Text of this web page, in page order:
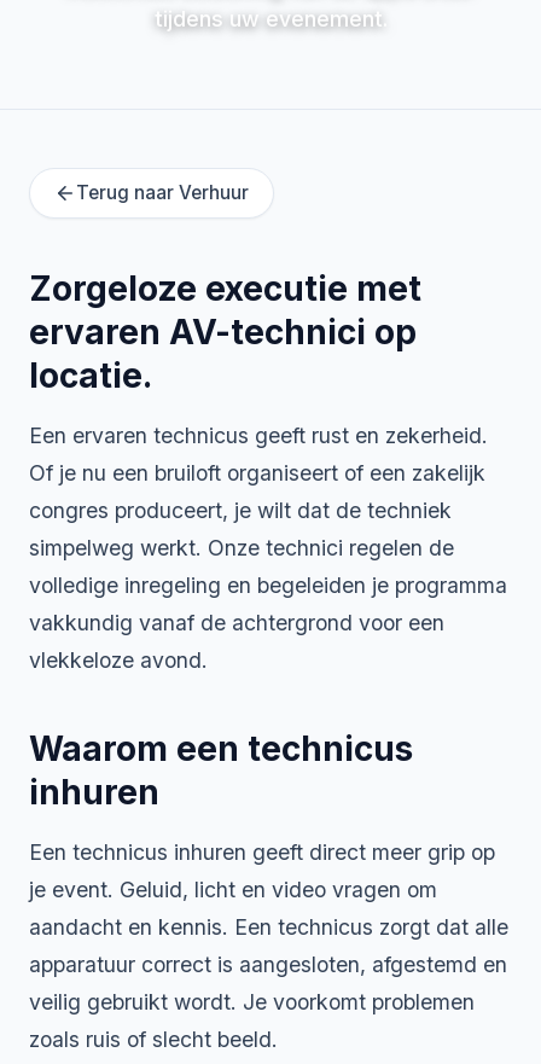
tijdens uw evenement.
Terug naar Verhuur
Zorgeloze executie met
ervaren AV-technici op
locatie.
Een ervaren technicus geeft rust en zekerheid.
Of je nu een bruiloft organiseert of een zakelijk
congres produceert, je wilt dat de techniek
simpelweg werkt. Onze technici regelen de
volledige inregeling en begeleiden je programma
vakkundig vanaf de achtergrond voor een
vlekkeloze avond.
Waarom een technicus
inhuren
Een technicus inhuren geeft direct meer grip op
je event. Geluid, licht en video vragen om
aandacht en kennis. Een technicus zorgt dat alle
apparatuur correct is aangesloten, afgestemd en
veilig gebruikt wordt. Je voorkomt problemen
zoals ruis of slecht beeld.